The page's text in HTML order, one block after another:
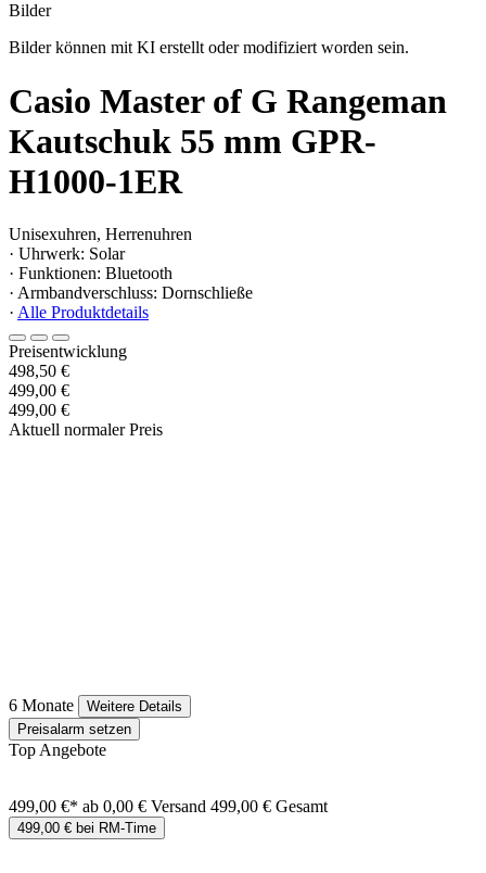
Bilder
Bilder können mit KI erstellt oder modifiziert worden sein.
Casio Master of G Rangeman
Kautschuk 55 mm GPR-
H1000-1ER
Unisexuhren, Herrenuhren
· Uhrwerk: Solar
· Funktionen: Bluetooth
· Armbandverschluss: Dornschließe
· Alle Produktdetails
Preisentwicklung
498,50 €
499,00 €
499,00 €
Aktuell normaler Preis
6 Monate
Weitere Details
Preisalarm setzen
Top Angebote
499,00 €* ab 0,00 € Versand 499,00 € Gesamt
499,00 € bei RM-Time